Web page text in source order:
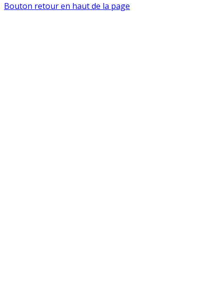
Bouton retour en haut de la page